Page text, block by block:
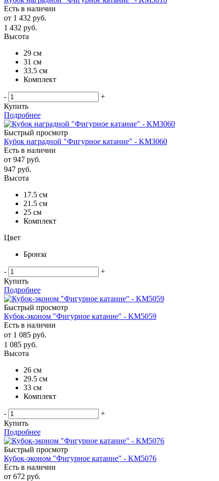
Есть в наличии
от 1 432 руб.
1 432 руб.
Высота
29 см
31 см
33.5 см
Комплект
-
+
Купить
Подробнее
Быстрый просмотр
Кубок наградной "Фигурное катание" - KM3060
Есть в наличии
от 947 руб.
947 руб.
Высота
17.5 см
21.5 см
25 см
Комплект
Цвет
Бронза
-
+
Купить
Подробнее
Быстрый просмотр
Кубок-эконом "Фигурное катание" - KM5059
Есть в наличии
от 1 085 руб.
1 085 руб.
Высота
26 см
29.5 см
33 см
Комплект
-
+
Купить
Подробнее
Быстрый просмотр
Кубок-эконом "Фигурное катание" - KM5076
Есть в наличии
от 672 руб.